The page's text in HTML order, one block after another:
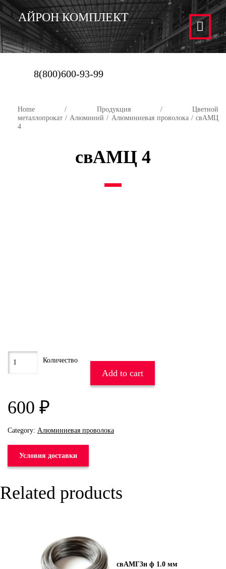
АЙРОН КОМПЛЕКТ
8(800)600-93-99
Home / Продукция/ Цветной
металлопрокат /Алюминий / Алюминиевая проволока/ свАМЦ
4
свАМЦ 4
600 ₽
Add to cart
Category: Алюминиевая проволока
Условия доставки
Related products
свАМГ3н ф 1.0 мм